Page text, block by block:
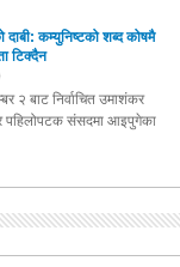
कम्युनिष्टको शब्द कोषमै
टिक्दैन
२ बाट निर्वाचित उमाशंकर
पहिलोपटक संसदमा आइपुगेका